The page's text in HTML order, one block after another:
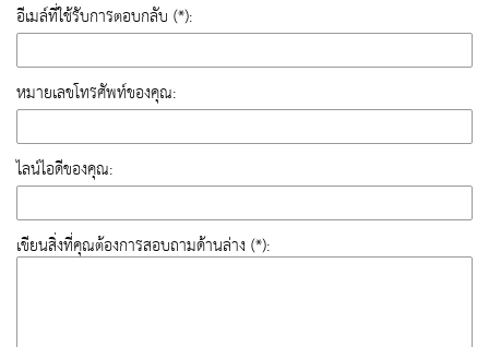
อีเมล์ที่ใช้รับการตอบกลับ (*):
หมายเลขโทรศัพท์ของคุณ:
ไลน์ไอดีของคุณ:
เขียนสิ่งที่คุณต้องการสอบถามด้านล่าง (*):